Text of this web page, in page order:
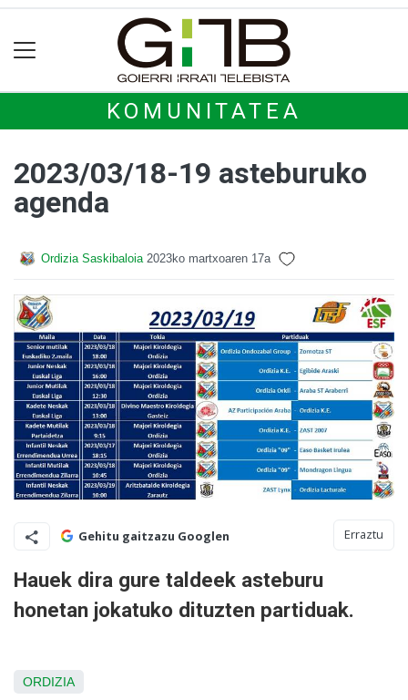
KOMUNITATEA
2023/03/18-19 asteburuko
agenda
Ordizia Saskibaloia 2023ko martxoaren 17a
Gehitu gaitzazu Googlen Erraztu
Hauek dira gure taldeek asteburu
honetan jokatuko dituzten partiduak.
ORDIZIA